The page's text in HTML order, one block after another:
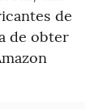
de
de obter